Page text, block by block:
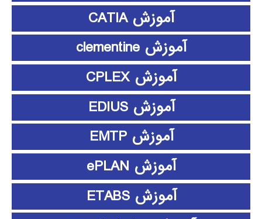
آموزش CATIA
آموزش clementine
آموزش CPLEX
آموزش EDIUS
آموزش EMTP
آموزش ePLAN
آموزش ETABS